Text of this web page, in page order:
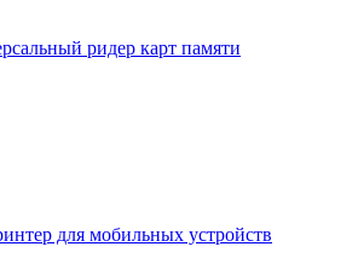
ридер карт памяти
для мобильных устройств